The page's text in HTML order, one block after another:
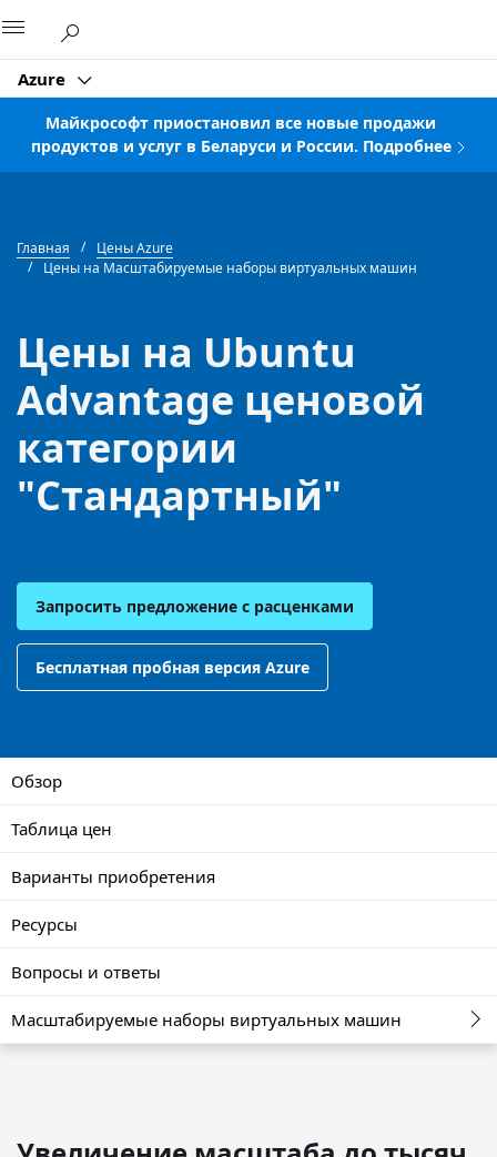
Azure
Майкрософт приостановил все новые продажи
продуктов и услуг в Беларуси и России. Подробнее
Главная
Цены Azure
Цены на Масштабируемые наборы виртуальных машин
Цены на Ubuntu
Advantage ценовой
категории
"Стандартный"
Запросить предложение с расценками
Бесплатная пробная версия Azure
Обзор
Таблица цен
Варианты приобретения
Ресурсы
Вопросы и ответы
Масштабируемые наборы виртуальных машин